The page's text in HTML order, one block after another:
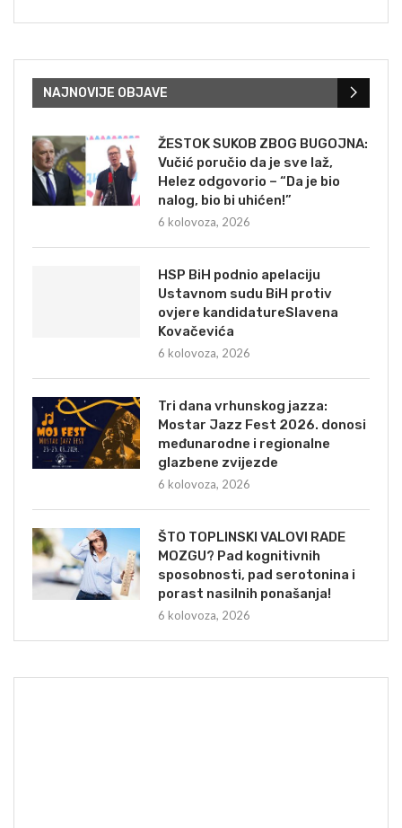
NAJNOVIJE OBJAVE
ŽESTOK SUKOB ZBOG BUGOJNA:
Vučić poručio da je sve laž,
Helez odgovorio – “Da je bio
nalog, bio bi uhićen!”
6 kolovoza, 2026
HSP BiH podnio apelaciju
Ustavnom sudu BiH protiv
ovjere kandidatureSlavena
Kovačevića
6 kolovoza, 2026
Tri dana vrhunskog jazza:
Mostar Jazz Fest 2026. donosi
međunarodne i regionalne
glazbene zvijezde
6 kolovoza, 2026
ŠTO TOPLINSKI VALOVI RADE
MOZGU? Pad kognitivnih
sposobnosti, pad serotonina i
porast nasilnih ponašanja!
6 kolovoza, 2026